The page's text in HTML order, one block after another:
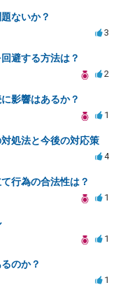
ないか？
3
避する方法は？
2
影響はあるか？
1
処法と今後の対応策
4
行為の合法性は？
1
1
のか？
1